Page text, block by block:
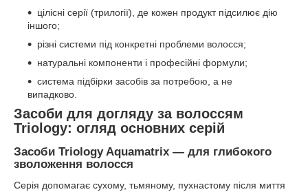
цілісні серії (трилогії), де кожен продукт підсилює дію
іншого;
різні системи під конкретні проблеми волосся;
натуральні компоненти і професійні формули;
система підбірки засобів за потребою, а не
випадково.
Засоби для догляду за волоссям
Triology: огляд основних серій
Засоби Triology Aquamatrix — для глибокого
зволоження волосся
Серія допомагає сухому, тьмяному, пухнастому після миття